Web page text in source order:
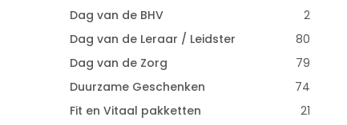
Dag van de BHV
2
Dag van de Leraar / Leidster
80
Dag van de Zorg
79
Duurzame Geschenken
74
Fit en Vitaal pakketten
21